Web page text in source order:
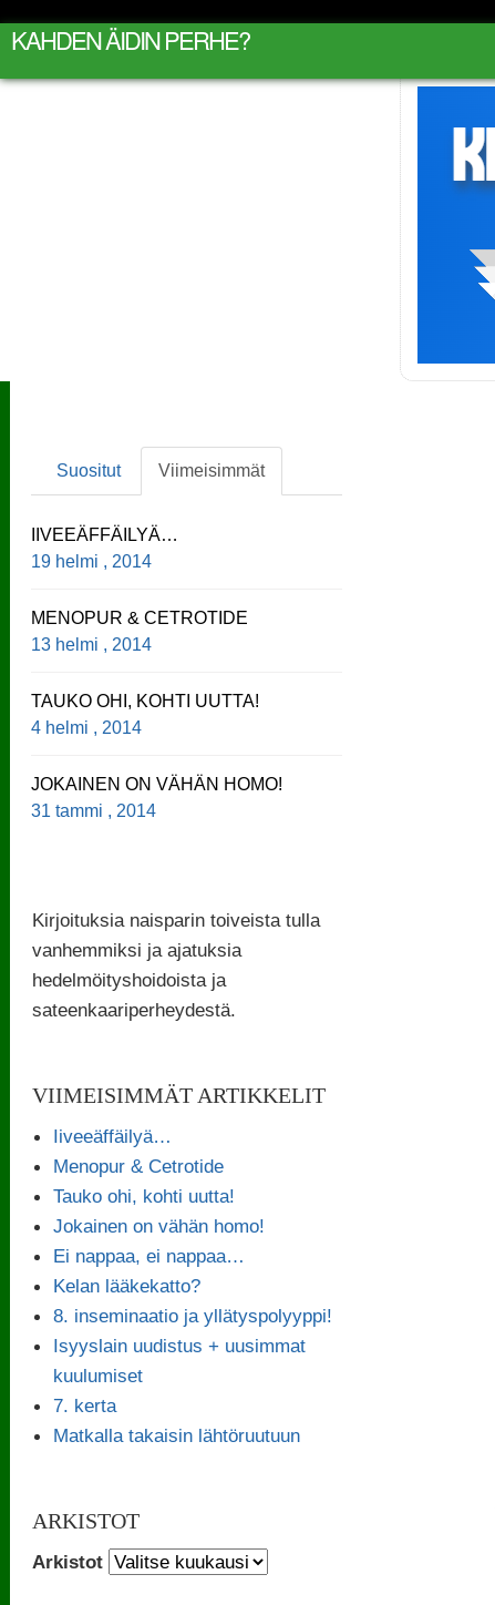
KAHDEN ÄIDIN PERHE?
Suositut Viimeisimmät
IIVEEÄFFÄILYÄ…
19 helmi , 2014
MENOPUR & CETROTIDE
13 helmi , 2014
TAUKO OHI, KOHTI UUTTA!
4 helmi , 2014
JOKAINEN ON VÄHÄN HOMO!
31 tammi , 2014
Kirjoituksia naisparin toiveista tulla
vanhemmiksi ja ajatuksia
hedelmöityshoidoista ja
sateenkaariperheydestä.
VIIMEISIMMÄT ARTIKKELIT
Iiveeäffäilyä…
Menopur & Cetrotide
Tauko ohi, kohti uutta!
Jokainen on vähän homo!
Ei nappaa, ei nappaa…
Kelan lääkekatto?
8. inseminaatio ja yllätyspolyyppi!
Isyyslain uudistus + uusimmat
kuulumiset
7. kerta
Matkalla takaisin lähtöruutuun
ARKISTOT
Arkistot